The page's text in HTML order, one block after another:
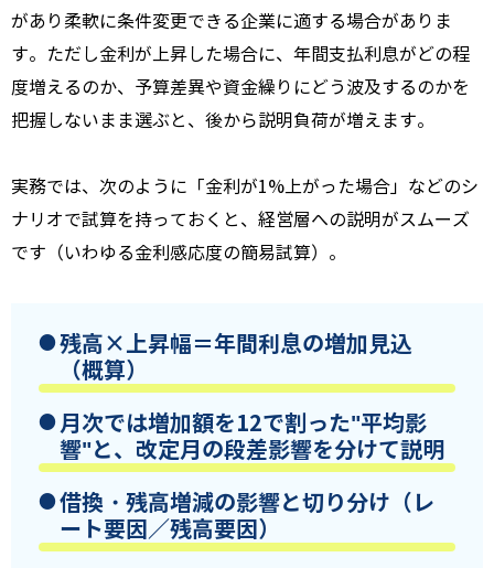
があり柔軟に条件変更できる企業に適する場合がありま
す。ただし金利が上昇した場合に、年間支払利息がどの程
度増えるのか、予算差異や資金繰りにどう波及するのかを
把握しないまま選ぶと、後から説明負荷が増えます。
実務では、次のように「金利が1%上がった場合」などのシ
ナリオで試算を持っておくと、経営層への説明がスムーズ
です（いわゆる金利感応度の簡易試算）。
残高×上昇幅＝年間利息の増加見込
（概算）
月次では増加額を12で割った"平均影
響"と、改定月の段差影響を分けて説明
借換・残高増減の影響と切り分け（レ
ート要因／残高要因）